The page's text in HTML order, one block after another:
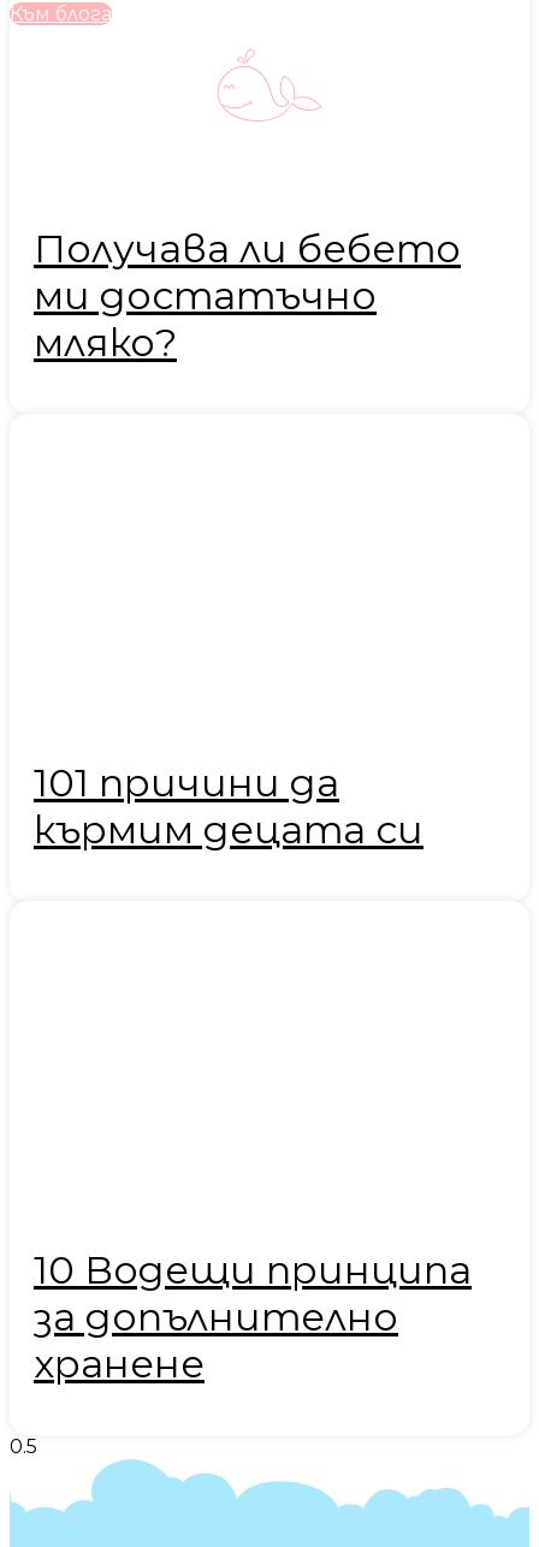
Към блога
Получава ли бебето
ми достатъчно
мляко?
101 причини да
кърмим децата си
10 Водещи принципа
за допълнително
хранене